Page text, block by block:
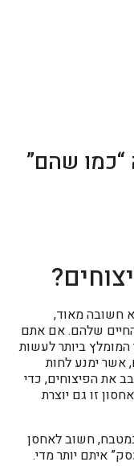
“כמו שהם”
חשובה מאוד,
שלהם. אם אתם
ביותר לעשות
אשר ימנע לחות
את הפיצוחים, כדי
זו גם יוצרת
חשוב לאחסן
איתם יותר מדי.